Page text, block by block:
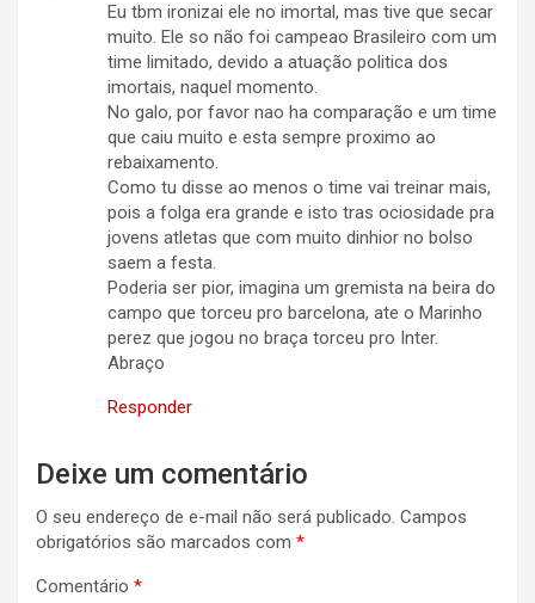
Eu tbm ironizai ele no imortal, mas tive que secar
muito. Ele so não foi campeao Brasileiro com um
time limitado, devido a atuação politica dos
imortais, naquel momento.
No galo, por favor nao ha comparação e um time
que caiu muito e esta sempre proximo ao
rebaixamento.
Como tu disse ao menos o time vai treinar mais,
pois a folga era grande e isto tras ociosidade pra
jovens atletas que com muito dinhior no bolso
saem a festa.
Poderia ser pior, imagina um gremista na beira do
campo que torceu pro barcelona, ate o Marinho
perez que jogou no braça torceu pro Inter.
Abraço
Responder
Deixe um comentário
O seu endereço de e-mail não será publicado. Campos
obrigatórios são marcados com *
Comentário *